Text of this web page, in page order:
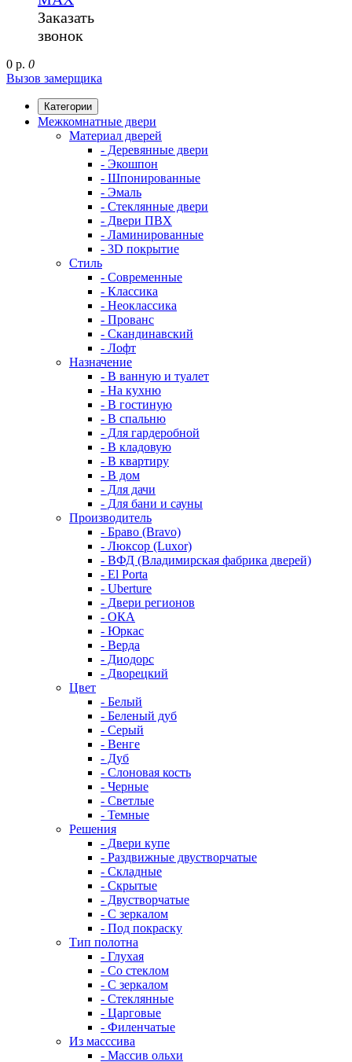
Заказать
звонок
0 р. 0
Вызов замерщика
Категории
Межкомнатные двери
Материал дверей
- Деревянные двери
- Экошпон
- Шпонированные
- Эмаль
- Стеклянные двери
- Двери ПВХ
- Ламинированные
- 3D покрытие
Стиль
- Современные
- Классика
- Неоклассика
- Прованс
- Скандинавский
- Лофт
Назначение
- В ванную и туалет
- На кухню
- В гостиную
- В спальню
- Для гардеробной
- В кладовую
- В квартиру
- В дом
- Для дачи
- Для бани и сауны
Производитель
- Браво (Bravo)
- Люксор (Luxor)
- ВФД (Владимирская фабрика дверей)
- El Porta
- Uberture
- Двери регионов
- ОКА
- Юркас
- Верда
- Диодорс
- Дворецкий
Цвет
- Белый
- Беленый дуб
- Серый
- Венге
- Дуб
- Слоновая кость
- Черные
- Светлые
- Темные
Решения
- Двери купе
- Раздвижные двустворчатые
- Складные
- Скрытые
- Двустворчатые
- С зеркалом
- Под покраску
Тип полотна
- Глухая
- Со стеклом
- С зеркалом
- Стеклянные
- Царговые
- Филенчатые
Из масссива
- Массив ольхи